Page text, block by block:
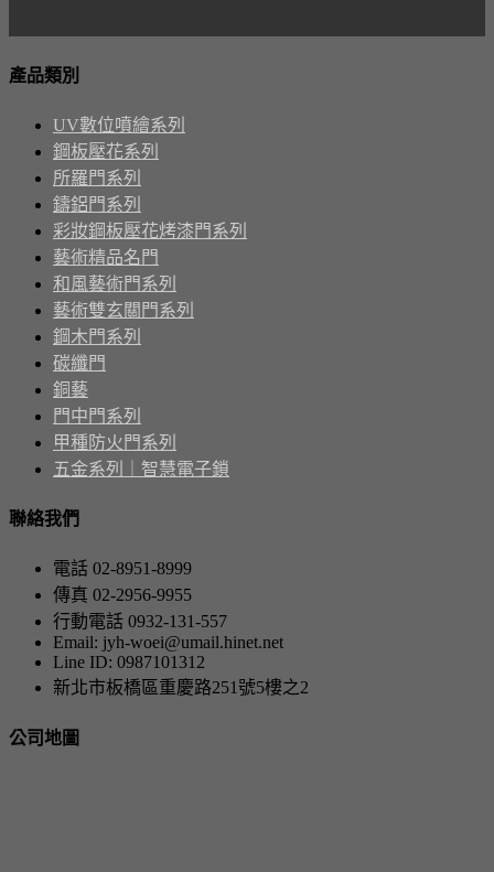
產品類別
UV數位噴繪系列
鋼板壓花系列
所羅門系列
鑄鋁門系列
彩妝鋼板壓花烤漆門系列
藝術精品名門
和風藝術門系列
藝術雙玄關門系列
鋼木門系列
碳纖門
銅藝
門中門系列
甲種防火門系列
五金系列｜智慧電子鎖
聯絡我們
電話 02-8951-8999
傳真 02-2956-9955
行動電話 0932-131-557
Email: jyh-woei@umail.hinet.net
Line ID: 0987101312
新北市板橋區重慶路251號5樓之2
公司地圖